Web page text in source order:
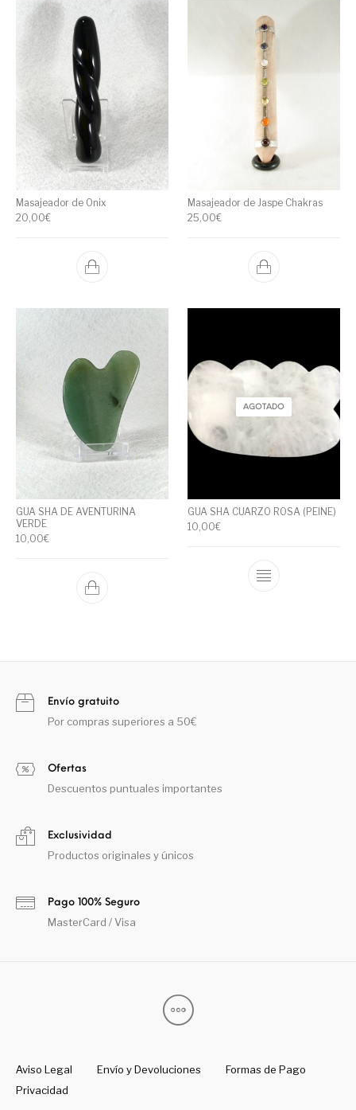
Masajeador de Onix
20,00€
Masajeador de Jaspe Chakras
25,00€
GUA SHA DE AVENTURINA
VERDE
10,00€
AGOTADO
GUA SHA CUARZO ROSA (PEINE)
10,00€
Envío gratuito
Por compras superiores a 50€
Ofertas
Descuentos puntuales importantes
Exclusividad
Productos originales y únicos
Pago 100% Seguro
MasterCard / Visa
Aviso Legal Envío y Devoluciones
Formas de Pago
Privacidad